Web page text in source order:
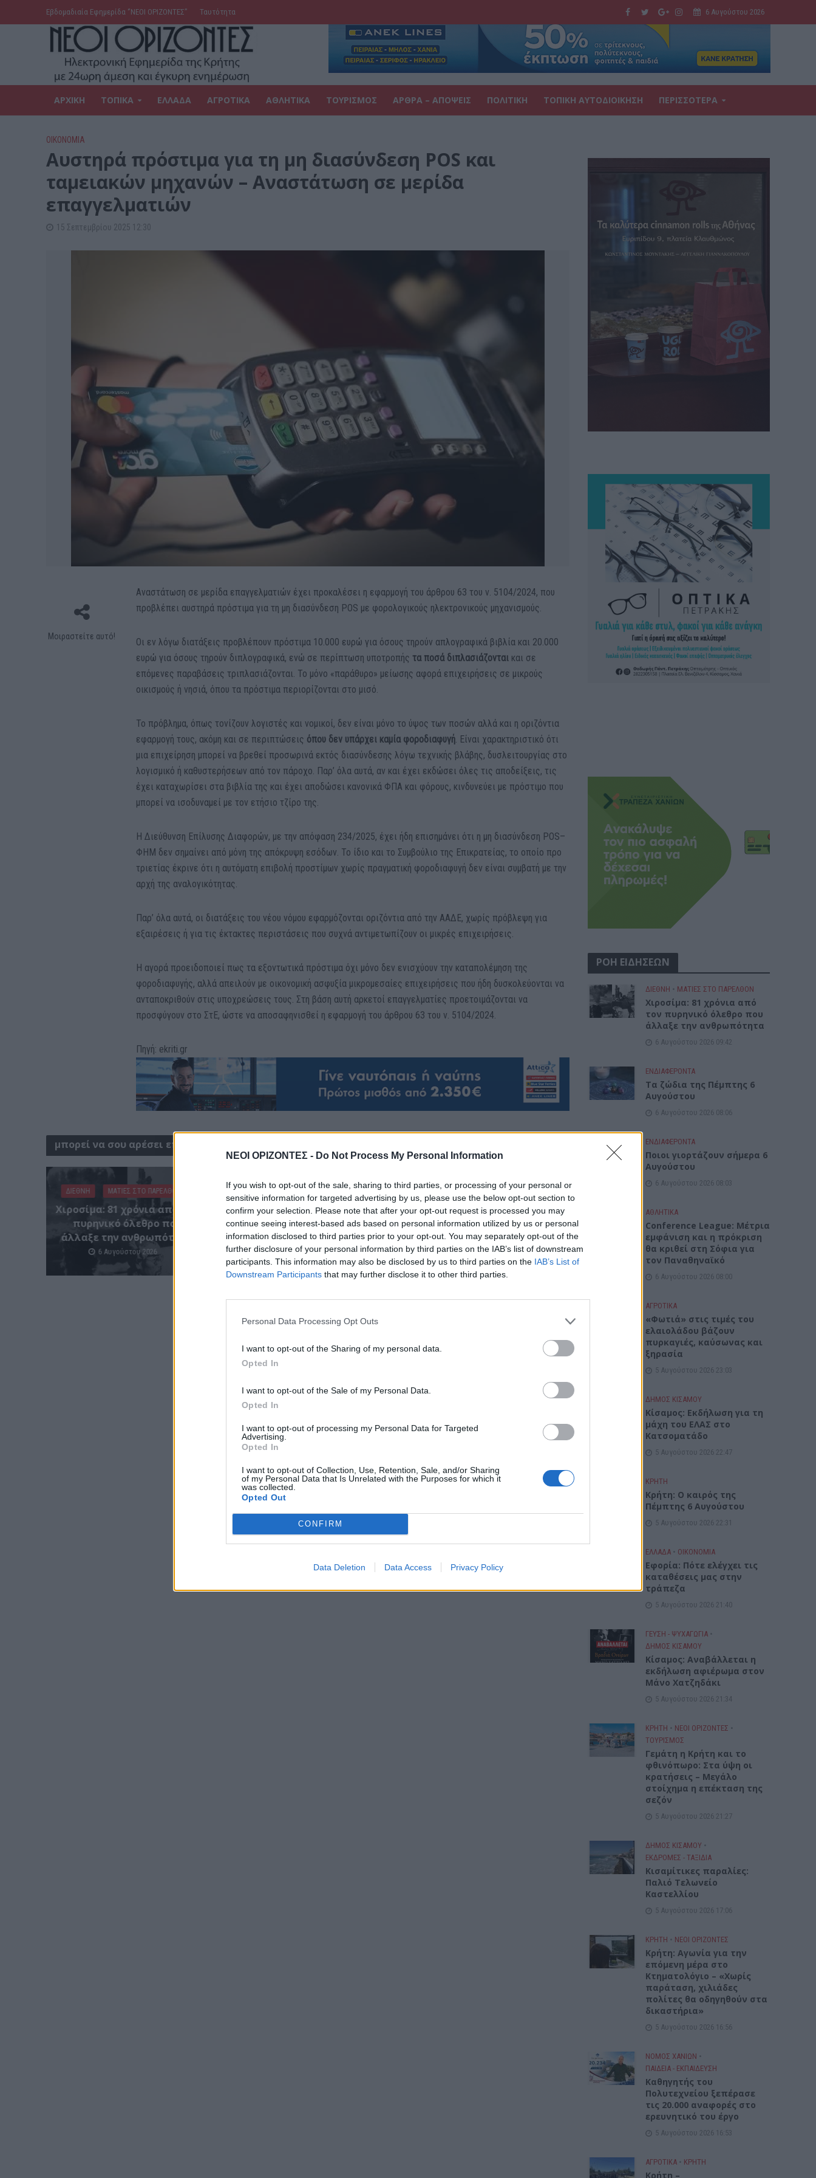
ΝΕΟΙ ΟΡΙΖΟΝΤΕΣ - Do Not Process My Personal Information
If you wish to opt-out of the sale, sharing to third parties, or processing of your personal or
sensitive information for targeted advertising by us, please use the below opt-out section to
confirm your selection. Please note that after your opt-out request is processed you may
continue seeing interest-based ads based on personal information utilized by us or personal
information disclosed to third parties prior to your opt-out. You may separately opt-out of the
further disclosure of your personal information by third parties on the IAB’s list of downstream
participants. This information may also be disclosed by us to third parties on the IAB’s List of
Downstream Participants that may further disclose it to other third parties.
Personal Data Processing Opt Outs
I want to opt-out of the Sharing of my personal data.
Opted In
I want to opt-out of the Sale of my Personal Data.
Opted In
I want to opt-out of processing my Personal Data for Targeted
Advertising.
Opted In
I want to opt-out of Collection, Use, Retention, Sale, and/or Sharing
of my Personal Data that Is Unrelated with the Purposes for which it
was collected.
Opted Out
CONFIRM
Data Deletion Data Access Privacy Policy
Εβδομαδιαία Εφημερίδα ‘’ΝΕΟΙ ΟΡΙΖΟΝΤΕΣ’’ Ταυτότητα 6 Αυγούστου 2026
ΑΡΧΙΚΗ ΤΟΠΙΚΑ ΕΛΛΑΔΑ ΑΓΡΟΤΙΚΑ ΑΘΛΗΤΙΚΑ ΤΟΥΡΙΣΜΟΣ ΑΡΘΡΑ – ΑΠΟΨΕΙΣ ΠΟΛΙΤΙΚΗ ΤΟΠΙΚΗ ΑΥΤΟΔΙΟΙΚΗΣΗ ΠΕΡΙΣΣΟΤΕΡΑ
ΟΙΚΟΝΟΜΙΑ
Aυστηρά πρόστιμα για τη μη διασύνδεση POS και
ταμειακών μηχανών – Αναστάτωση σε μερίδα
επαγγελματιών
15 Σεπτεμβρίου 2025 12:30
Μοιραστείτε αυτό!
Αναστάτωση σε μερίδα επαγγελματιών έχει προκαλέσει η εφαρμογή του άρθρου 63 του ν. 5104/2024, που
προβλέπει αυστηρά πρόστιμα για τη μη διασύνδεση POS με φορολογικούς ηλεκτρονικούς μηχανισμούς.
Οι εν λόγω διατάξεις προβλέπουν πρόστιμα 10.000 ευρώ για όσους τηρούν απλογραφικά βιβλία και 20.000
ευρώ για όσους τηρούν διπλογραφικά, ενώ σε περίπτωση υποτροπής τα ποσά διπλασιάζονται και σε
επόμενες παραβάσεις τριπλασιάζονται. Το μόνο «παράθυρο» μείωσης αφορά επιχειρήσεις σε μικρούς
οικισμούς ή νησιά, όπου τα πρόστιμα περιορίζονται στο μισό.
Το πρόβλημα, όπως τονίζουν λογιστές και νομικοί, δεν είναι μόνο το ύψος των ποσών αλλά και η οριζόντια
εφαρμογή τους, ακόμη και σε περιπτώσεις όπου δεν υπάρχει καμία φοροδιαφυγή. Είναι χαρακτηριστικό ότι
μια επιχείρηση μπορεί να βρεθεί προσωρινά εκτός διασύνδεσης λόγω τεχνικής βλάβης, δυσλειτουργίας στο
λογισμικό ή καθυστερήσεων από τον πάροχο. Παρ’ όλα αυτά, αν και έχει εκδώσει όλες τις αποδείξεις, τις
έχει καταχωρίσει στα βιβλία της και έχει αποδώσει κανονικά ΦΠΑ και φόρους, κινδυνεύει με πρόστιμο που
μπορεί να ισοδυναμεί με τον ετήσιο τζίρο της.
Η Διεύθυνση Επίλυσης Διαφορών, με την απόφαση 234/2025, έχει ήδη επισημάνει ότι η μη διασύνδεση POS–
ΦΗΜ δεν σημαίνει από μόνη της απόκρυψη εσόδων. Το ίδιο και το Συμβούλιο της Επικρατείας, το οποίο προ
τριετίας έκρινε ότι η αυτόματη επιβολή προστίμων χωρίς πραγματική φοροδιαφυγή δεν είναι συμβατή με την
αρχή της αναλογικότητας.
Παρ’ όλα αυτά, οι διατάξεις του νέου νόμου εφαρμόζονται οριζόντια από την ΑΑΔΕ, χωρίς πρόβλεψη για
εξαιρέσεις ή για τις έκτακτες περιστάσεις που συχνά αντιμετωπίζουν οι μικρές επιχειρήσεις.
Η αγορά προειδοποιεί πως τα εξοντωτικά πρόστιμα όχι μόνο δεν ενισχύουν την καταπολέμηση της
φοροδιαφυγής, αλλά απειλούν με οικονομική ασφυξία μικρομεσαίες επιχειρήσεις που ήδη δυσκολεύονται να
ανταποκριθούν στις υποχρεώσεις τους. Στη βάση αυτή αρκετοί επαγγελματίες προετοιμάζονται να
προσφύγουν στο ΣτΕ, ώστε να αποσαφηνισθεί η εφαρμογή του άρθρου 63 του ν. 5104/2024.
Πηγή: ekriti.gr
μπορεί να σου αρέσει επίσης
ΔΙΕΘΝΗ ΜΑΤΙΕΣ ΣΤΟ ΠΑΡΕΛΘΟΝ
Χιροσίμα: 81 χρόνια από τον
πυρηνικό όλεθρο που
άλλαξε την ανθρωπότητα
6 Αυγούστου 2026
ΕΝΔΙΑΦΕΡΟΝΤΑ
Tα ζώδια της Πέμπτης 6
Αυγούστου
6 Αυγούστου 2026
ΕΝΔΙΑΦΕΡΟΝΤΑ
Ποιοι γιορτάζουν σήμερα 6
Αυγούστου
6 Αυγούστου 2026
ΡΟΗ ΕΙΔΗΣΕΩΝ
ΔΙΕΘΝΗ • ΜΑΤΙΕΣ ΣΤΟ ΠΑΡΕΛΘΟΝ
Χιροσίμα: 81 χρόνια από
τον πυρηνικό όλεθρο που
άλλαξε την ανθρωπότητα
6 Αυγούστου 2026 09:42
ΕΝΔΙΑΦΕΡΟΝΤΑ
Tα ζώδια της Πέμπτης 6
Αυγούστου
6 Αυγούστου 2026 08:06
ΕΝΔΙΑΦΕΡΟΝΤΑ
Ποιοι γιορτάζουν σήμερα 6
Αυγούστου
6 Αυγούστου 2026 08:03
ΑΘΛΗΤΙΚΑ
Conference League: Μέτρια
εμφάνιση και η πρόκριση
θα κριθεί στη Σόφια για
τον Παναθηναϊκό
6 Αυγούστου 2026 08:00
ΑΓΡΟΤΙΚΑ
«Φωτιά» στις τιμές του
ελαιολάδου βάζουν
πυρκαγιές, καύσωνας και
ξηρασία
5 Αυγούστου 2026 23:03
ΔΉΜΟΣ ΚΙΣΆΜΟΥ
Κίσαμος: Εκδήλωση για τη
μάχη του ΕΛΑΣ στο
Κατσοματάδο
5 Αυγούστου 2026 22:47
ΚΡΗΤΗ
Κρήτη: Ο καιρός της
Πέμπτης 6 Αυγούστου
5 Αυγούστου 2026 22:31
ΕΛΛΑΔΑ • ΟΙΚΟΝΟΜΙΑ
Εφορία: Πότε ελέγχει τις
καταθέσεις μας στην
τράπεζα
5 Αυγούστου 2026 21:40
ΓΕΎΣΗ - ΨΥΧΑΓΩΓΊΑ •
ΔΉΜΟΣ ΚΙΣΆΜΟΥ
Κίσαμος: Αναβάλλεται η
εκδήλωση αφιέρωμα στον
Μάνο Χατζηδάκι
5 Αυγούστου 2026 21:34
ΚΡΗΤΗ • ΝΕΟΙ ΟΡΙΖΟΝΤΕΣ •
ΤΟΥΡΙΣΜΟΣ
Γεμάτη η Κρήτη και το
φθινόπωρο: Στα ύψη οι
κρατήσεις – Μεγάλο
στοίχημα η επέκταση της
σεζόν
5 Αυγούστου 2026 21:27
ΔΉΜΟΣ ΚΙΣΆΜΟΥ •
ΕΚΔΡΟΜΈΣ - ΤΑΞΊΔΙΑ
Kισαμίτικες παραλίες:
Παλιό Τελωνείο
Καστελλίου
5 Αυγούστου 2026 17:06
ΚΡΗΤΗ • ΝΕΟΙ ΟΡΙΖΟΝΤΕΣ
Kρήτη: Αγωνία για την
επόμενη μέρα στο
Κτηματολόγιο – «Χωρίς
παράταση, χιλιάδες
πολίτες θα οδηγηθούν στα
δικαστήρια»
5 Αυγούστου 2026 16:56
ΝΟΜΌΣ ΧΑΝΊΩΝ •
ΠΑΙΔΕΙΑ - ΕΚΠΑΙΔΕΥΣΗ
Καθηγητής του
Πολυτεχνείου ξεπέρασε
τις 20.000 αναφορές στο
ερευνητικό του έργο
5 Αυγούστου 2026 16:53
ΑΓΡΟΤΙΚΑ • ΚΡΗΤΗ
Κρήτη –